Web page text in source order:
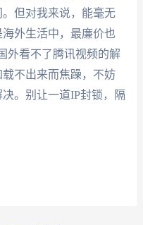
但对我来说，能毫无
外生活中，最廉价也
外看不了腾讯视频的解
不出来而焦躁，不妨
。别让一道IP封锁，隔